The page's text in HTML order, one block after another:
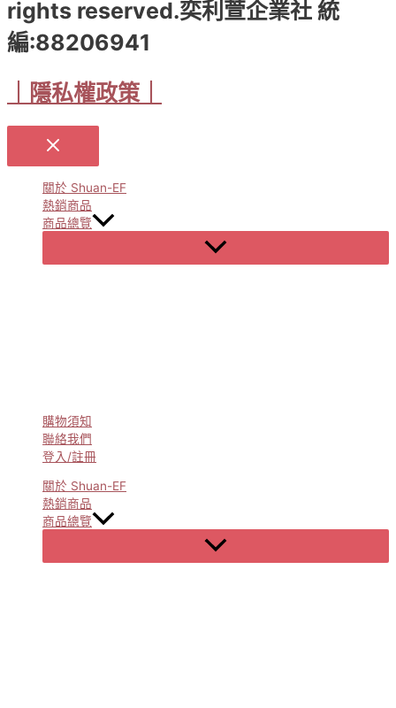
rights reserved.奕利萱企業社 統
編:88206941
｜隱私權政策｜
關於 Shuan-EF
熱銷商品
商品總覽
Menu
Toggle
購物須知
聯絡我們
登入/註冊
關於 Shuan-EF
熱銷商品
商品總覽
Menu
Toggle